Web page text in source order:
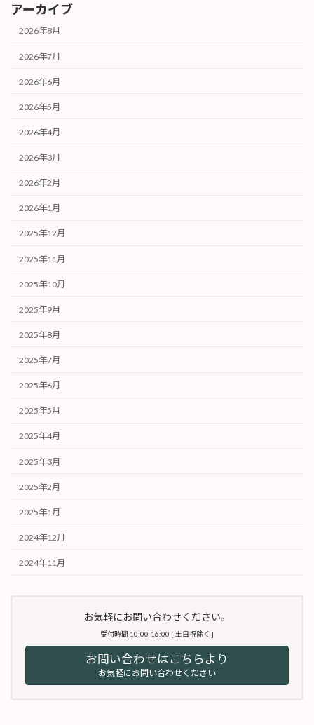
アーカイブ
2026年8月
2026年7月
2026年6月
2026年5月
2026年4月
2026年3月
2026年2月
2026年1月
2025年12月
2025年11月
2025年10月
2025年9月
2025年8月
2025年7月
2025年6月
2025年5月
2025年4月
2025年3月
2025年2月
2025年1月
2024年12月
2024年11月
お気軽にお問い合わせください。
受付時間 10:00-16:00 [ 土日祝除く ]
お問い合わせはこちらより
お気軽にお問い合わせください